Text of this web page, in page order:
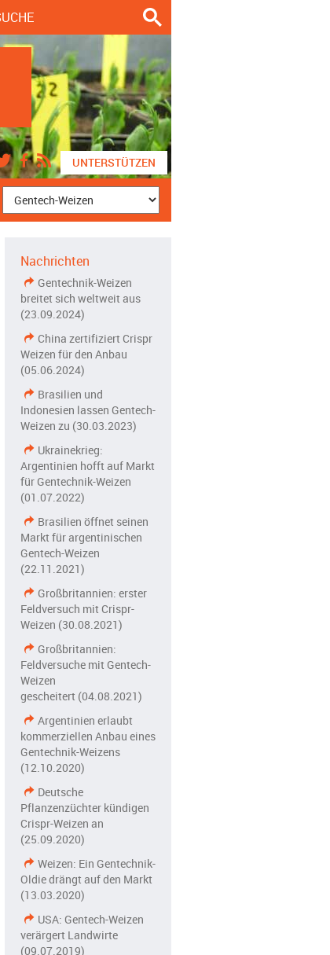
UNTERSTÜTZEN
Nachrichten
Gentechnik-Weizen
breitet sich weltweit aus
(23.09.2024)
China zertifiziert Crispr
Weizen für den Anbau
(05.06.2024)
Brasilien und
Indonesien lassen Gentech-
Weizen zu (30.03.2023)
Ukrainekrieg:
Argentinien hofft auf Markt
für Gentechnik-Weizen
(01.07.2022)
Brasilien öffnet seinen
Markt für argentinischen
Gentech-Weizen
(22.11.2021)
Großbritannien: erster
Feldversuch mit Crispr-
Weizen (30.08.2021)
Großbritannien:
Feldversuche mit Gentech-
Weizen
gescheitert (04.08.2021)
Argentinien erlaubt
kommerziellen Anbau eines
Gentechnik-Weizens
(12.10.2020)
Deutsche
Pflanzenzüchter kündigen
Crispr-Weizen an
(25.09.2020)
Weizen: Ein Gentechnik-
Oldie drängt auf den Markt
(13.03.2020)
USA: Gentech-Weizen
verärgert Landwirte
(09.07.2019)